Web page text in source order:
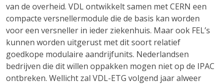
van de overheid. VDL ontwikkelt samen met CERN een
compacte versnellermodule die de basis kan worden
voor een versneller in ieder ziekenhuis. Maar ook FEL’s
kunnen worden uitgerust met dit soort relatief
goedkope modulaire aandrijfunits. Nederlandsen
bedrijven die dit willen oppakken mogen niet op de IPAC
ontbreken. Wellicht zal VDL-ETG volgend jaar alweer